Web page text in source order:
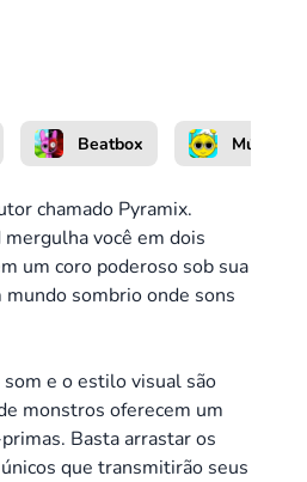
Beatbox Música
chamado Pyramix.
você em dois
um coro poderoso sob sua
sombrio onde sons
e o estilo visual são
monstros oferecem um
Basta arrastar os
que transmitirão seus